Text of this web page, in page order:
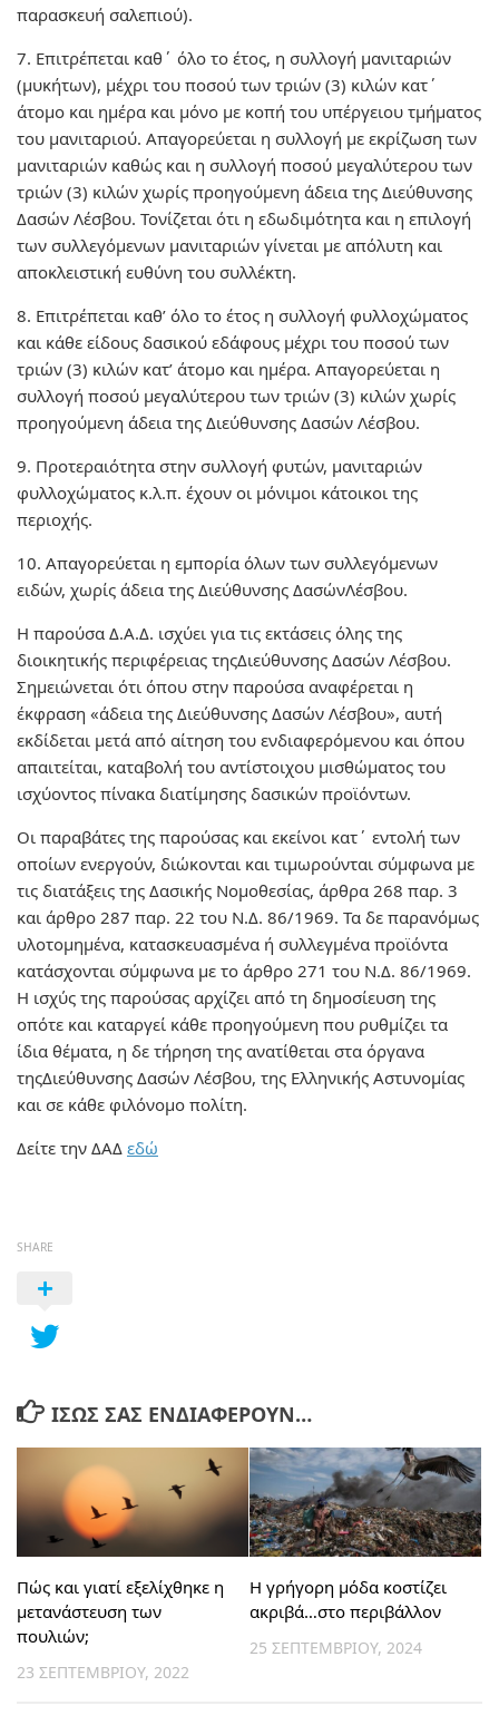
παρασκευή σαλεπιού).
7. Επιτρέπεται καθ΄ όλο το έτος, η συλλογή μανιταριών
(μυκήτων), μέχρι του ποσού των τριών (3) κιλών κατ΄
άτομο και ημέρα και μόνο με κοπή του υπέργειου τμήματος
του μανιταριού. Απαγορεύεται η συλλογή με εκρίζωση των
μανιταριών καθώς και η συλλογή ποσού μεγαλύτερου των
τριών (3) κιλών χωρίς προηγούμενη άδεια της Διεύθυνσης
Δασών Λέσβου. Τονίζεται ότι η εδωδιμότητα και η επιλογή
των συλλεγόμενων μανιταριών γίνεται με απόλυτη και
αποκλειστική ευθύνη του συλλέκτη.
8. Επιτρέπεται καθ’ όλο το έτος η συλλογή φυλλοχώματος
και κάθε είδους δασικού εδάφους μέχρι του ποσού των
τριών (3) κιλών κατ’ άτομο και ημέρα. Απαγορεύεται η
συλλογή ποσού μεγαλύτερου των τριών (3) κιλών χωρίς
προηγούμενη άδεια της Διεύθυνσης Δασών Λέσβου.
9. Προτεραιότητα στην συλλογή φυτών, μανιταριών
φυλλοχώματος κ.λ.π. έχουν οι μόνιμοι κάτοικοι της
περιοχής.
10. Απαγορεύεται η εμπορία όλων των συλλεγόμενων
ειδών, χωρίς άδεια της Διεύθυνσης ΔασώνΛέσβου.
Η παρούσα Δ.Α.Δ. ισχύει για τις εκτάσεις όλης της
διοικητικής περιφέρειας τηςΔιεύθυνσης Δασών Λέσβου.
Σημειώνεται ότι όπου στην παρούσα αναφέρεται η
έκφραση «άδεια της Διεύθυνσης Δασών Λέσβου», αυτή
εκδίδεται μετά από αίτηση του ενδιαφερόμενου και όπου
απαιτείται, καταβολή του αντίστοιχου μισθώματος του
ισχύοντος πίνακα διατίμησης δασικών προϊόντων.
Οι παραβάτες της παρούσας και εκείνοι κατ΄ εντολή των
οποίων ενεργούν, διώκονται και τιμωρούνται σύμφωνα με
τις διατάξεις της Δασικής Νομοθεσίας, άρθρα 268 παρ. 3
και άρθρο 287 παρ. 22 του Ν.Δ. 86/1969. Τα δε παρανόμως
υλοτομημένα, κατασκευασμένα ή συλλεγμένα προϊόντα
κατάσχονται σύμφωνα με το άρθρο 271 του Ν.Δ. 86/1969.
Η ισχύς της παρούσας αρχίζει από τη δημοσίευση της
οπότε και καταργεί κάθε προηγούμενη που ρυθμίζει τα
ίδια θέματα, η δε τήρηση της ανατίθεται στα όργανα
τηςΔιεύθυνσης Δασών Λέσβου, της Ελληνικής Αστυνομίας
και σε κάθε φιλόνομο πολίτη.
Δείτε την ΔΑΔ εδώ
SHARE
ΊΣΩΣ ΣΑΣ ΕΝΔΙΑΦΈΡΟΥΝ…
Πώς και γιατί εξελίχθηκε η
μετανάστευση των
πουλιών;
23 ΣΕΠΤΕΜΒΡΊΟΥ, 2022
H γρήγορη μόδα κοστίζει
ακριβά…στο περιβάλλον
25 ΣΕΠΤΕΜΒΡΊΟΥ, 2024